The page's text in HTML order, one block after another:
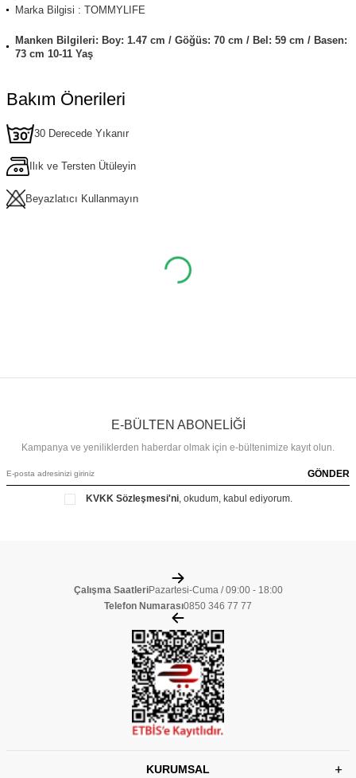
Marka Bilgisi : TOMMYLIFE
Manken Bilgileri: Boy: 1.47 cm / Göğüs: 70 cm / Bel: 59 cm / Basen:
73 cm 10-11 Yaş
Bakım Önerileri
30 Derecede Yıkanır
Ilık ve Tersten Ütüleyin
Beyazlatıcı Kullanmayın
E-BÜLTEN ABONELİĞİ
Kampanya ve yeniliklerden haberdar olmak için e-bültenimize kayıt olun.
GÖNDER
KVKK Sözleşmesi'ni, okudum, kabul ediyorum.
Çalışma SaatleriPazartesi-Cuma / 09:00 - 18:00
Telefon Numarası0850 346 77 77
KURUMSAL